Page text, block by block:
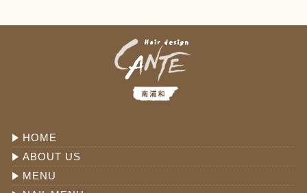
HOME
ABOUT US
MENU